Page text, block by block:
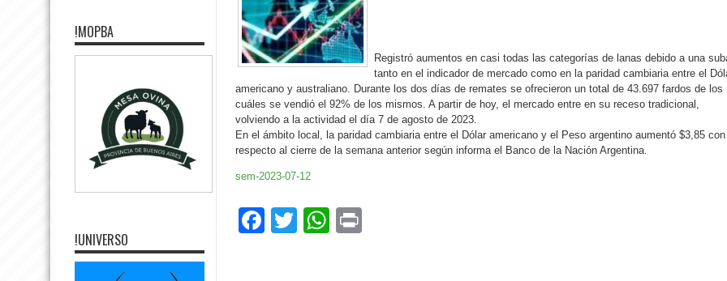
Registró aumentos en casi todas las categorías de lanas debido a una
tanto en el indicador de mercado como en la paridad cambiaria entre el
americano y australiano. Durante los dos días de remates se ofrecieron un total de 43.697 fardos de los
cuáles se vendió el 92% de los mismos. A partir de hoy, el mercado entre en su receso tradicional,
volviendo a la actividad el día 7 de agosto de 2023.
En el ámbito local, la paridad cambiaria entre el Dólar americano y el Peso argentino aumentó $3,85 con
respecto al cierre de la semana anterior según informa el Banco de la Nación Argentina.
sem-2023-07-12
Facebook
TwitterWhatsApp
!MOPBA
!UNIVERSO